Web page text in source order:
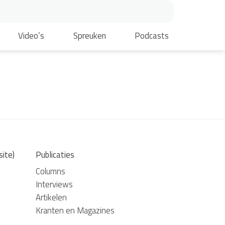
Video’s Spreuken Podcasts
Publicaties
Columns
Interviews
Artikelen
Kranten en Magazines